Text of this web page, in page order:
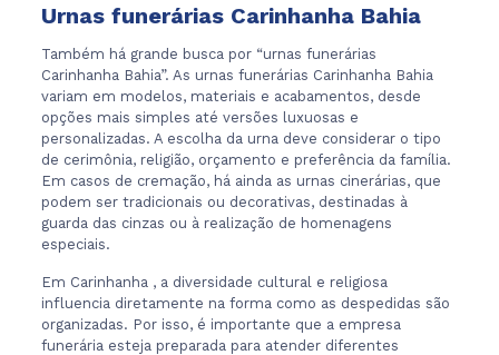
Urnas funerárias Carinhanha Bahia
Também há grande busca por “urnas funerárias
Carinhanha Bahia”. As urnas funerárias Carinhanha Bahia
variam em modelos, materiais e acabamentos, desde
opções mais simples até versões luxuosas e
personalizadas. A escolha da urna deve considerar o tipo
de cerimônia, religião, orçamento e preferência da família.
Em casos de cremação, há ainda as urnas cinerárias, que
podem ser tradicionais ou decorativas, destinadas à
guarda das cinzas ou à realização de homenagens
especiais.
Em Carinhanha , a diversidade cultural e religiosa
influencia diretamente na forma como as despedidas são
organizadas. Por isso, é importante que a empresa
funerária esteja preparada para atender diferentes